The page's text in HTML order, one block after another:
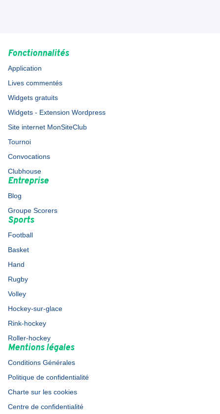
Fonctionnalités
Application
Lives commentés
Widgets gratuits
Widgets - Extension Wordpress
Site internet MonSiteClub
Tournoi
Convocations
Clubhouse
Entreprise
Blog
Groupe Scorers
Sports
Football
Basket
Hand
Rugby
Volley
Hockey-sur-glace
Rink-hockey
Roller-hockey
Mentions légales
Conditions Générales
Politique de confidentialité
Charte sur les cookies
Centre de confidentialité